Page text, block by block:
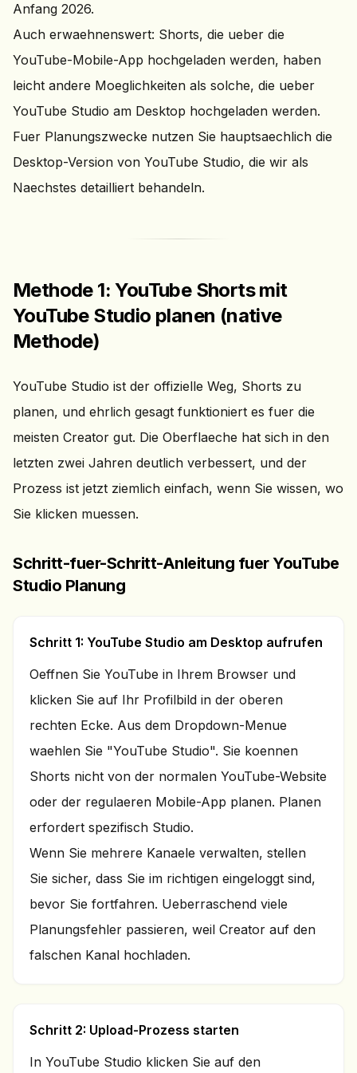
Anfang 2026.
Auch erwaehnenswert: Shorts, die ueber die
YouTube-Mobile-App hochgeladen werden, haben
leicht andere Moeglichkeiten als solche, die ueber
YouTube Studio am Desktop hochgeladen werden.
Fuer Planungszwecke nutzen Sie hauptsaechlich die
Desktop-Version von YouTube Studio, die wir als
Naechstes detailliert behandeln.
Methode 1: YouTube Shorts mit
YouTube Studio planen (native
Methode)
YouTube Studio ist der offizielle Weg, Shorts zu
planen, und ehrlich gesagt funktioniert es fuer die
meisten Creator gut. Die Oberflaeche hat sich in den
letzten zwei Jahren deutlich verbessert, und der
Prozess ist jetzt ziemlich einfach, wenn Sie wissen, wo
Sie klicken muessen.
Schritt-fuer-Schritt-Anleitung fuer YouTube
Studio Planung
Schritt 1: YouTube Studio am Desktop aufrufen
Oeffnen Sie YouTube in Ihrem Browser und
klicken Sie auf Ihr Profilbild in der oberen
rechten Ecke. Aus dem Dropdown-Menue
waehlen Sie "YouTube Studio". Sie koennen
Shorts nicht von der normalen YouTube-Website
oder der regulaeren Mobile-App planen. Planen
erfordert spezifisch Studio.
Wenn Sie mehrere Kanaele verwalten, stellen
Sie sicher, dass Sie im richtigen eingeloggt sind,
bevor Sie fortfahren. Ueberraschend viele
Planungsfehler passieren, weil Creator auf den
falschen Kanal hochladen.
Schritt 2: Upload-Prozess starten
In YouTube Studio klicken Sie auf den